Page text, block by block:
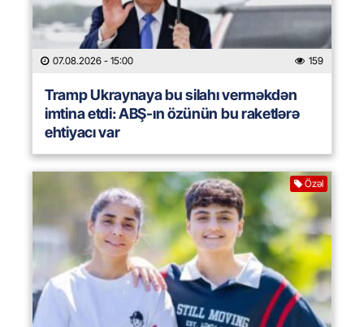
07.08.2026 - 15:00 159
Tramp Ukraynaya bu silahı verməkdən
imtina etdi: ABŞ-ın özünün bu raketlərə
ehtiyacı var
Özəl